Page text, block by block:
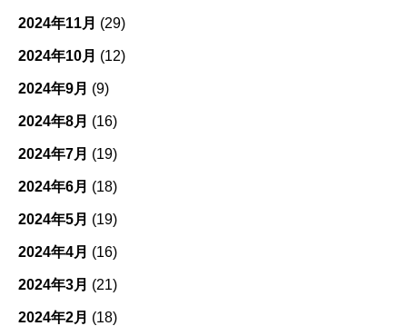
2024年11月 (29)
2024年10月 (12)
2024年9月 (9)
2024年8月 (16)
2024年7月 (19)
2024年6月 (18)
2024年5月 (19)
2024年4月 (16)
2024年3月 (21)
2024年2月 (18)